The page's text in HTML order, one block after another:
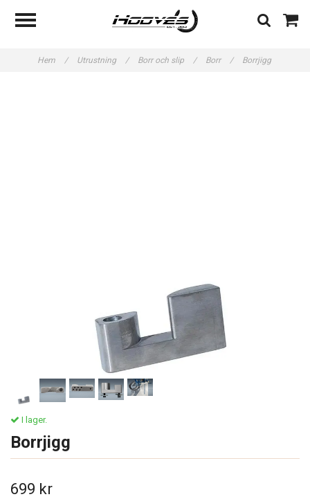
Hem / Utrustning / Borr och slip / Borr / Borrjigg
I lager.
Borrjigg
699 kr